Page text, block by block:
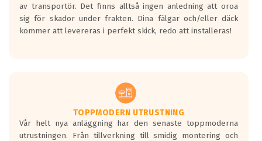
av transportör. Det finns alltså ingen anledning att oroa
sig för skador under frakten. Dina fälgar och/eller däck
kommer att levereras i perfekt skick, redo att installeras!
TOPPMODERN UTRUSTNING
Vår helt nya anläggning har den senaste toppmoderna
utrustningen. Från tillverkning till smidig montering och